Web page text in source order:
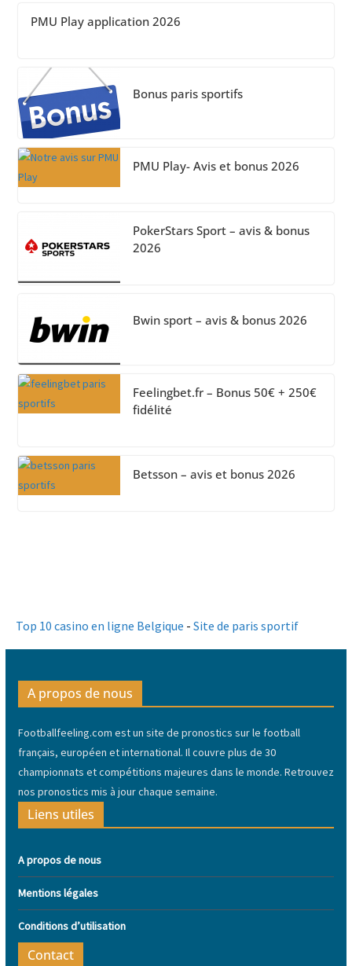
PMU Play application 2026
Bonus paris sportifs
PMU Play- Avis et bonus 2026
PokerStars Sport – avis & bonus
2026
Bwin sport – avis & bonus 2026
Feelingbet.fr – Bonus 50€ + 250€
fidélité
Betsson – avis et bonus 2026
Top 10 casino en ligne Belgique - Site de paris sportif
A propos de nous
Footballfeeling.com est un site de pronostics sur le football
français, européen et international. Il couvre plus de 30
championnats et compétitions majeures dans le monde. Retrouvez
nos pronostics mis à jour chaque semaine.
Liens utiles
A propos de nous
Mentions légales
Conditions d’utilisation
Contact